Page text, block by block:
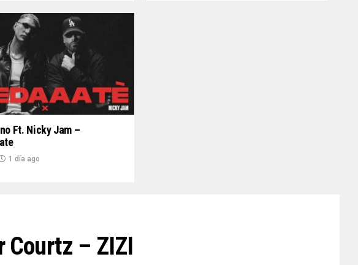
Ft. Nicky Jam –
1 día ago
Courtz – ZIZI